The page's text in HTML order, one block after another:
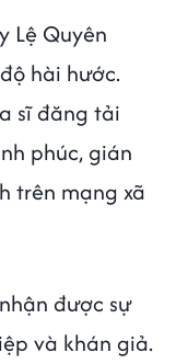
Lệ Quyên
hài hước.
sĩ đăng tải
phúc, gián
trên mạng xã
được sự
và khán giả.